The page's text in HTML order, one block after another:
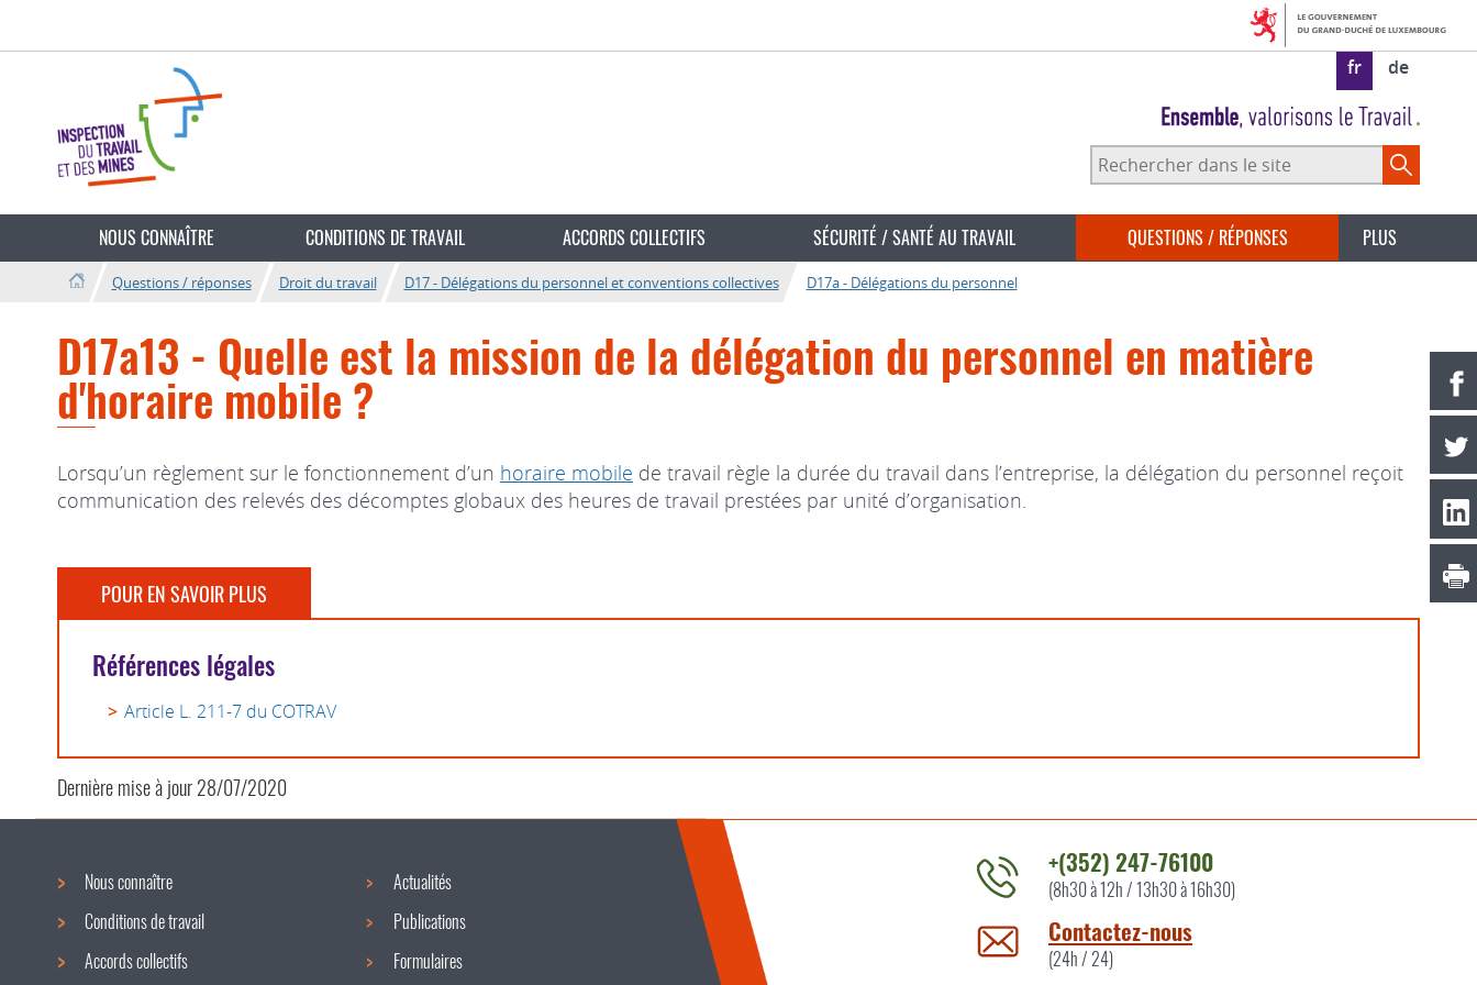
langue
fr de
Rechercher
dans
NOUS CONNAÎTRE CONDITIONS DE TRAVAIL ACCORDS COLLECTIFS SÉCURITÉ / SANTÉ AU TRAVAIL QUESTIONS / RÉPONSES PLUS
Questions / réponses Droit du travail D17 - Délégations du personnel et conventions collectives D17a - Délégations du personnel
D17a13 - Quelle est la mission de la délégation du personnel en matière
d'horaire mobile ?
Lorsqu’un règlement sur le fonctionnement d’un horaire mobile de travail règle la durée du travail dans l’entreprise, la délégation du personnel reçoit
communication des relevés des décomptes globaux des heures de travail prestées par unité d’organisation.
POUR EN SAVOIR PLUS
Références légales
Article L. 211-7 du COTRAV
Dernière mise à jour28/07/2020
Menu
de
Nous connaître
Conditions de travail
Accords collectifs
Actualités
Publications
Formulaires
Contacter
l'ITM
par
+(352) 247-76100
(8h30 à 12h / 13h30 à 16h30)
Contactez-nous
(24h / 24)